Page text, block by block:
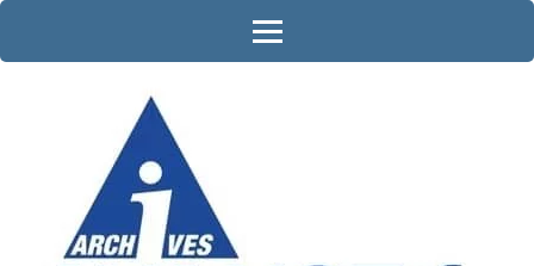
Aller
contenu